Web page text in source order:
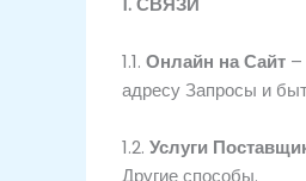
1.1. Онлайн наСайт –
адресу Запросы и
1.2. Услуги